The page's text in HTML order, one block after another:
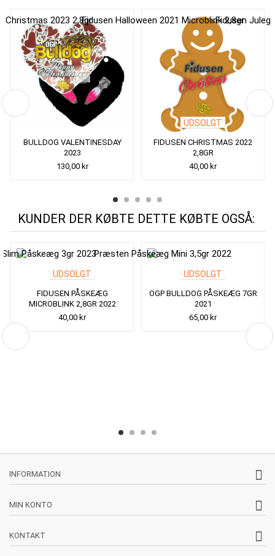
BULLDOG VALENTINESDAY
2023
130,00 kr
UDSOLGT
FIDUSEN CHRISTMAS 2022
2,8GR
40,00 kr
KUNDER DER KØBTE DETTE KØBTE OGSÅ:
UDSOLGT
FIDUSEN PÅSKEÆG
MICROBLINK 2,8GR 2022
40,00 kr
UDSOLGT
OGP BULLDOG PÅSKEÆG 7GR
2021
65,00 kr
INFORMATION
MIN KONTO
KONTAKT